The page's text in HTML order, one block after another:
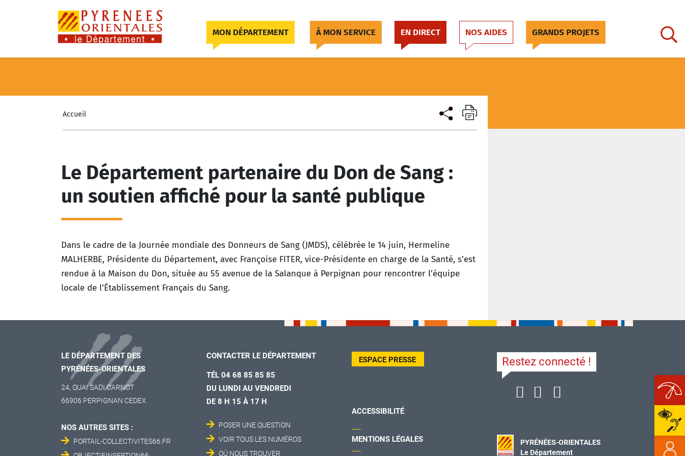
MON DÉPARTEMENT À MON SERVICE EN DIRECT NOS AIDES GRANDS PROJETS
Accueil
Le Département partenaire du Don de Sang :
un soutien affiché pour la santé publique
Dans le cadre de la Journée mondiale des Donneurs de Sang (JMDS), célébrée le 14 juin, Hermeline
MALHERBE, Présidente du Département, avec Françoise FITER, vice-Présidente en charge de la Santé, s’est
rendue à la Maison du Don, située au 55 avenue de la Salanque à Perpignan pour rencontrer l’équipe
locale de l’Établissement Français du Sang.
LE DÉPARTEMENT DES
PYRÉNÉES-ORIENTALES
24, QUAI SADI CARNOT
66906 PERPIGNAN CEDEX
NOS AUTRES SITES :
PORTAIL-COLLECTIVITES66.FR
CONTACTER LE DÉPARTEMENT
TÉL 04 68 85 85 85
DU LUNDI AU VENDREDI
DE 8 H 15 À 17 H
POSER UNE QUESTION
VOIR TOUS LES NUMÉROS
OÙ NOUS TROUVER
ESPACE PRESSE
ACCESSIBILITÉ
MENTIONS LÉGALES
Restez connecté !
PYRÉNÉES-ORIENTALES
Le Département